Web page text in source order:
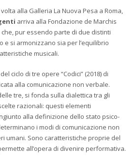
alla Galleria La Nuova Pesa a Roma,
arriva alla Fondazione de Marchis
pur essendo parte di due distinti
e si armonizzano sia per l’equilibrio
musicali.
ciclo di tre opere “Codici” (2018) di
alla comunicazione non verbale.
tre, si fonda sulla dialettica tra gli
razionali: questi elementi
alla definizione dello stato psico-
i modi di comunicazione non
umani. Sono caratteristiche proprie del
all’opera di divenire performativa.